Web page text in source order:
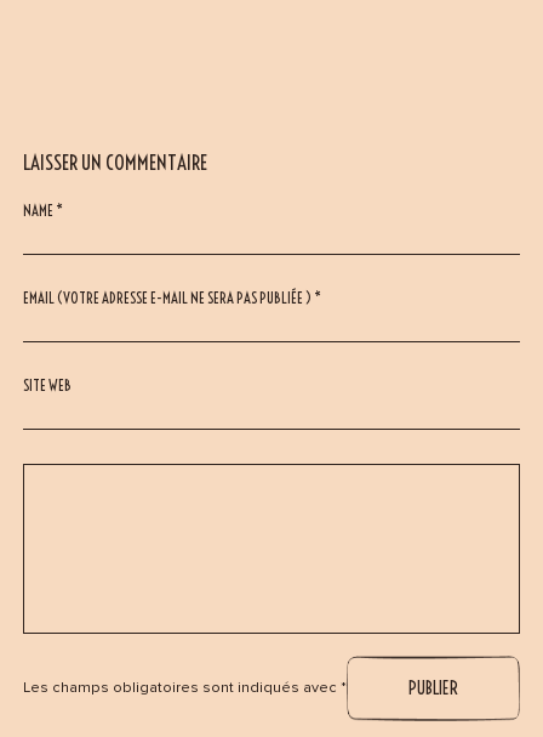
LAISSER UN COMMENTAIRE
NAME *
EMAIL (VOTRE ADRESSE E-MAIL NE SERA PAS PUBLIÉE ) *
SITE WEB
Les champs obligatoires sont indiqués avec *